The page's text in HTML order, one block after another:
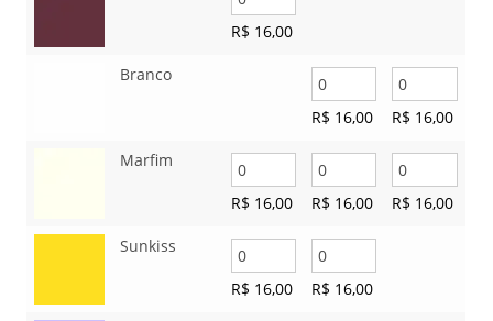
R$ 16,00
Branco
R$ 16,00 R$ 16,00
Marfim
R$ 16,00 R$ 16,00 R$ 16,00
Sunkiss
R$ 16,00 R$ 16,00